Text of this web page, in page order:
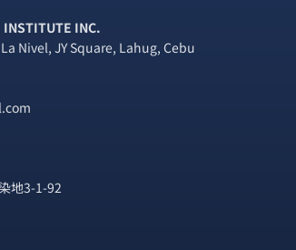
INSTITUTE INC.
Nivel, JY Square, Lahug, Cebu
地3-1-92